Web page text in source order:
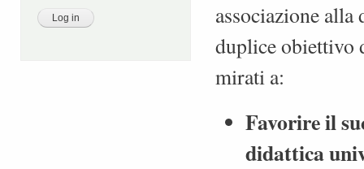
associazione
duplice obiettivo
mirati a:
Favorire il
didattica